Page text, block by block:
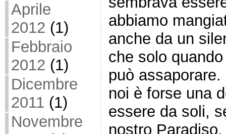
Aprile
2012 (1)
Febbraio
2012 (1)
Dicembre
2011 (1)
Novembre
abbiamo
anche da un
che solo
può
noi è forse una
essere da soli,
nostro